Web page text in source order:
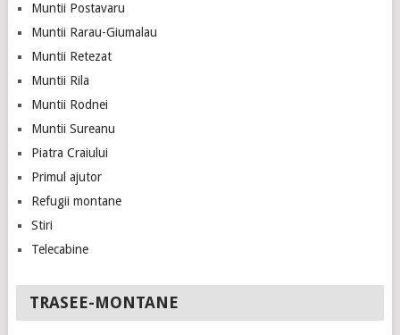
Muntii Postavaru
Muntii Rarau-Giumalau
Muntii Retezat
Muntii Rila
Muntii Rodnei
Muntii Sureanu
Piatra Craiului
Primul ajutor
Refugii montane
Stiri
Telecabine
TRASEE-MONTANE